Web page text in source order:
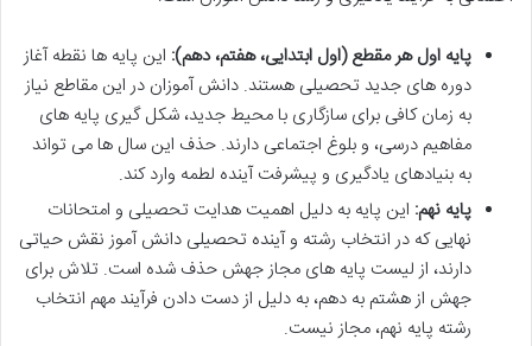
پایه اول هر مقطع (اول ابتدایی، هفتم، دهم): این پایه ها نقطه آغاز
دوره های جدید تحصیلی هستند. دانش آموزان در این مقاطع نیاز
به زمان کافی برای سازگاری با محیط جدید، شکل گیری پایه های
مفاهیم درسی، و بلوغ اجتماعی دارند. حذف این سال ها می تواند
به بنیادهای یادگیری و پیشرفت آینده لطمه وارد کند.
پایه نهم: این پایه به دلیل اهمیت هدایت تحصیلی و امتحانات
نهایی که در انتخاب رشته و آینده تحصیلی دانش آموز نقش حیاتی
دارند، از لیست پایه های مجاز جهش حذف شده است. تلاش برای
جهش از هشتم به دهم، به دلیل از دست دادن فرآیند مهم انتخاب
رشته پایه نهم، مجاز نیست.